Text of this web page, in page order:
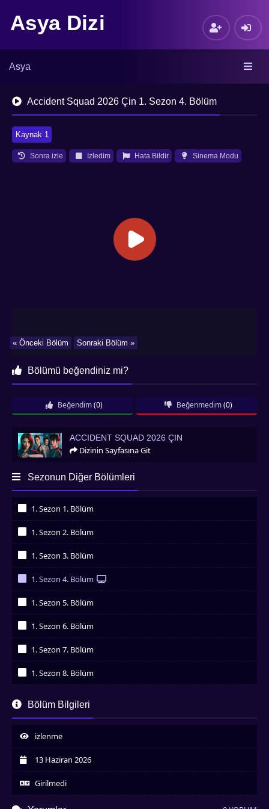
Asya Dizi
Asya
Accident Squad 2026 Çin 1. Sezon 4. Bölüm
Kaynak 1
Sonra izle İzledim Hata Bildir Sinema Modu
Sonraki Bölüm »
« Önceki Bölüm
Bölümü beğendiniz mi?
Beğendim (0) Beğenmedim (0)
Accident Squad 2026 Çin
ACCIDENT SQUAD 2026 ÇIN
Dizinin Sayfasına Git
Sezonun Diğer Bölümleri
1. Sezon 1. Bölüm
1. Sezon 2. Bölüm
1. Sezon 3. Bölüm
1. Sezon 4. Bölüm
1. Sezon 5. Bölüm
1. Sezon 6. Bölüm
1. Sezon 7. Bölüm
1. Sezon 8. Bölüm
İzledim
İzledim
1. Sezon 10. Bölüm
İzledim
Bölüm Bilgileri
izlenme
13 Haziran 2026
Girilmedi